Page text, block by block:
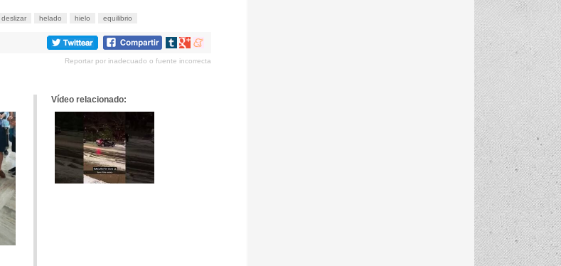
deslizar helado hielo equilibrio
Compartir
tumblr
Compartir
Google+
Compartir
meneame
Reportar por inadecuado o fuente incorrecta
Vídeo relacionado: